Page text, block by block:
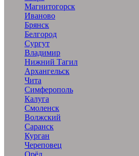
Магнитогорск
Иваново
Брянск
Белгород
Сургут
Владимир
Нижний Тагил
Архангельск
Чита
Симферополь
Калуга
Смоленск
Волжский
Саранск
Курган
Череповец
Орёл